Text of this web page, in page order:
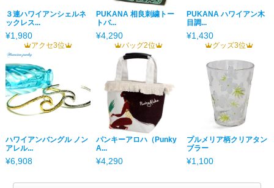
３連ハワイアンシェルネ
ックレス...
¥1,980
PUKANA 相良刺繍トー
トバ...
¥4,290
PUKANA ハワイアン木
目調...
¥1,430
アクセ3位
ハワイアンバングル ノン
アレル...
¥6,908
バッグ2位
パンキーアロハ（Punky
A...
¥4,290
グッズ3位
プルメリア柄クリアタン
ブラー
¥1,100